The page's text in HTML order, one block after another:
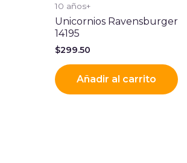
10 años+
Unicornios Ravensburger
14195
$299.50
Añadir al carrito